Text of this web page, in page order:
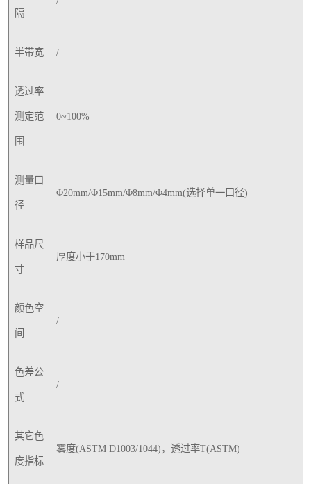
隔
半带宽 /
透过率
测定范
围
0~100%
测量口
径
Φ20mm/Φ15mm/Φ8mm/Φ4mm(选择单一口径)
样品尺
寸
厚度小于170mm
颜色空
间
/
色差公
式
/
其它色
度指标
雾度(ASTM D1003/1044)，透过率T(ASTM)